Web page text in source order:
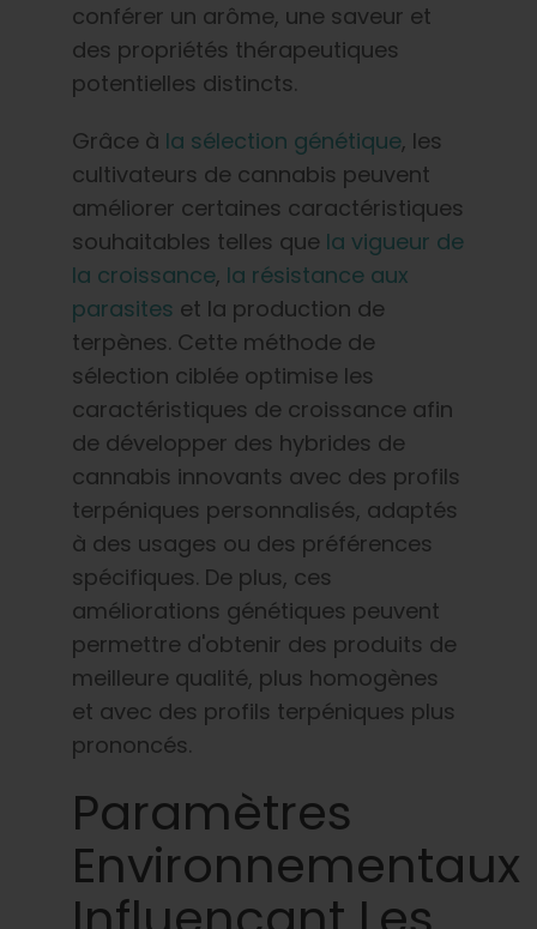
conférer un arôme, une saveur et
des propriétés thérapeutiques
potentielles distincts.
Grâce à la sélection génétique, les
cultivateurs de cannabis peuvent
améliorer certaines caractéristiques
souhaitables telles que la vigueur de
la croissance, la résistance aux
parasites et la production de
terpènes. Cette méthode de
sélection ciblée optimise les
caractéristiques de croissance afin
de développer des hybrides de
cannabis innovants avec des profils
terpéniques personnalisés, adaptés
à des usages ou des préférences
spécifiques. De plus, ces
améliorations génétiques peuvent
permettre d'obtenir des produits de
meilleure qualité, plus homogènes
et avec des profils terpéniques plus
prononcés.
Paramètres
Environnementaux